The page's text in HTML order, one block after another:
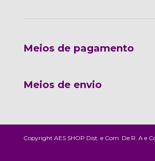
Meios de pagamento
Meios de envio
Copyright AES SHOP Dist. e Com. De R. A e